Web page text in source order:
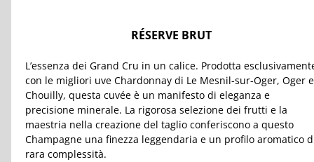
RÉSERVE BRUT
L’essenza dei Grand Cru in un calice. Prodotta
con le migliori uve Chardonnay di Le Mesnil-sur-Oger, Oger e
Chouilly, questa cuvée è un manifesto di eleganza e
precisione minerale. La rigorosa selezione dei frutti e la
maestria nella creazione del taglio conferiscono a questo
Champagne una finezza leggendaria e un profilo aromatico
rara complessità.